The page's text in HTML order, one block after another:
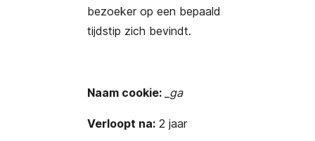
bezoeker op een bepaald
tijdstip zich bevindt.
Naam cookie: _ga
Verloopt na: 2 jaar